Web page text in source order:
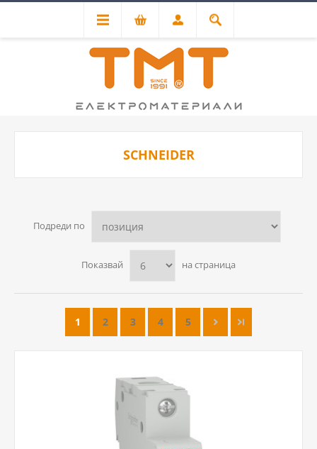
SCHNEIDER
Подреди по
Показвай на страница
1 2 3 4 5